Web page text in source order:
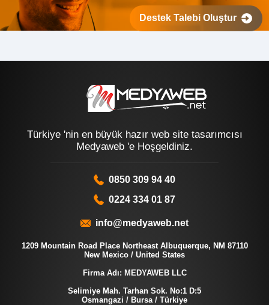
Destek Talebi Oluştur
Türkiye 'nin en büyük hazır web site tasarımcısı
Medyaweb 'e Hoşgeldiniz.
0850 309 94 40
0224 334 01 87
info@medyaweb.net
1209 Mountain Road Place Northeast Albuquerque, NM 87110
New Mexico / United States
Firma Adı: MEDYAWEB LLC
Selimiye Mah. Tarhan Sok. No:1 D:5
Osmangazi / Bursa / Türkiye